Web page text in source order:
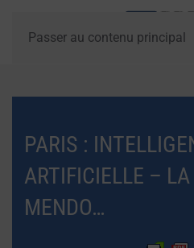
Passer au contenu principal
PARIS :
ARTIFICIELLE – LA
MENDO…